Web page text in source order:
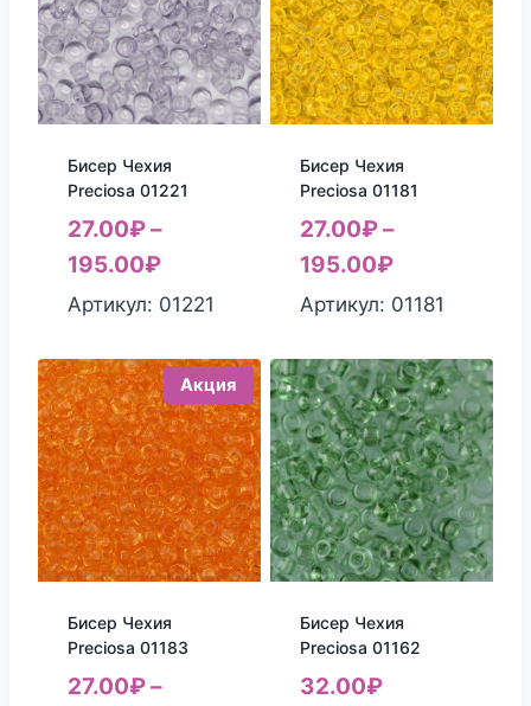
Бисер Чехия
Preciosa 01221
27.00₽–
195.00₽
Артикул: 01221
Бисер Чехия
Preciosa 01181
27.00₽–
195.00₽
Артикул: 01181
Акция
Бисер Чехия
Preciosa 01183
27.00₽–
Бисер Чехия
Preciosa 01162
32.00₽